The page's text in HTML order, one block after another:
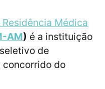
Médica
AM) é a instituição
de
concorrido do